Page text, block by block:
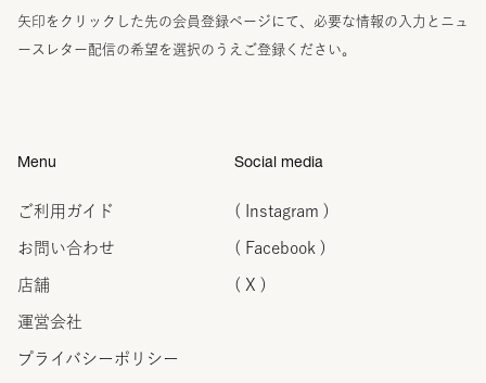
矢印をクリックした先の会員登録ページにて、必要な情報の入力とニュ
ースレター配信の希望を選択のうえご登録ください。
Menu
ご利用ガイド
お問い合わせ
店舗
運営会社
プライバシーポリシー
Social media
( Instagram )
( Facebook )
( X )